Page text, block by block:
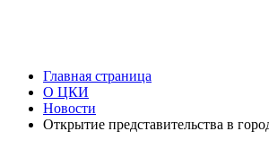
Главная страница
О ЦКИ
Новости
Открытие представительства в